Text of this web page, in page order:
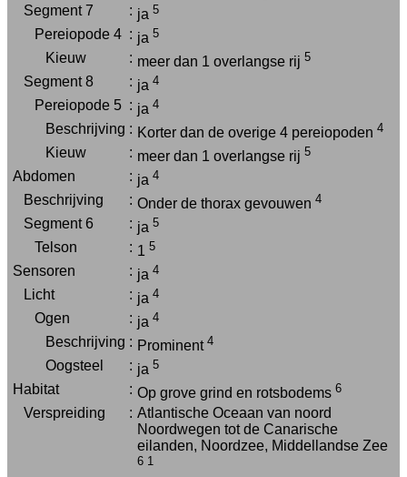
Segment 7 : ja 5
Pereiopode 4 : ja 5
Kieuw : meer dan 1 overlangse rij 5
Segment 8 : ja 4
Pereiopode 5 : ja 4
Beschrijving : Korter dan de overige 4 pereiopoden 4
Kieuw : meer dan 1 overlangse rij 5
Abdomen : ja 4
Beschrijving : Onder de thorax gevouwen 4
Segment 6 : ja 5
Telson : 1 5
Sensoren : ja 4
Licht : ja 4
Ogen : ja 4
Beschrijving : Prominent 4
Oogsteel : ja 5
Habitat : Op grove grind en rotsbodems 6
Verspreiding : Atlantische Oceaan van noord
Noordwegen tot de Canarische
eilanden, Noordzee, Middellandse Zee
6 1